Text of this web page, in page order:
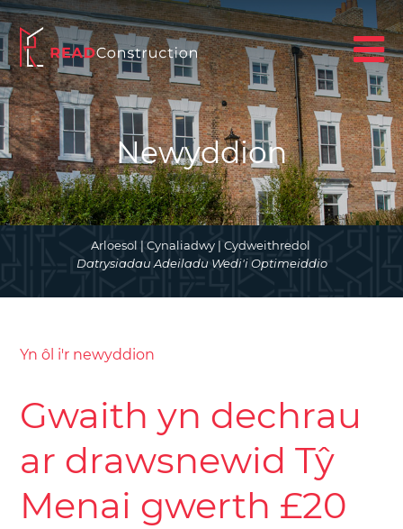
Newyddion
Arloesol | Cynaliadwy | Cydweithredol
Datrysiadau Adeiladu Wedi'i Optimeiddio
Yn ôl i'r newyddion
Gwaith yn dechrau
ar drawsnewid Tŷ
Menai gwerth £20